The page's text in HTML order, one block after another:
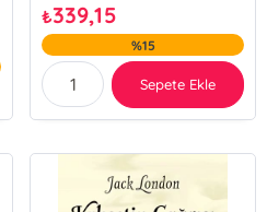
₺339,15
%15
Sepete Ekle